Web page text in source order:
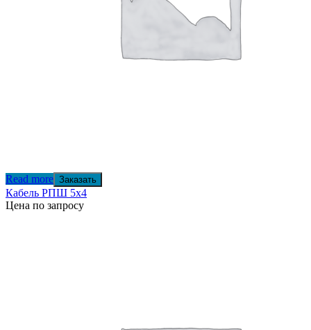
Read more Заказать
Кабель РПШ 5х4
Цена по запросу